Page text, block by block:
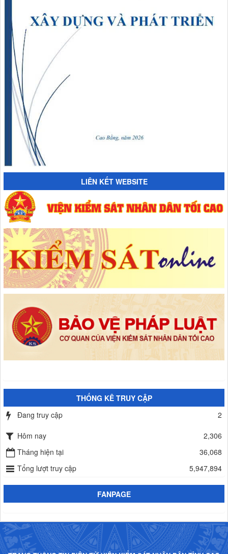
LIÊN KẾT WEBSITE
THỐNG KÊ TRUY CẬP
Đang truy cập
2
Hôm nay
2,306
Tháng hiện tại
36,068
Tổng lượt truy cập
5,947,894
FANPAGE